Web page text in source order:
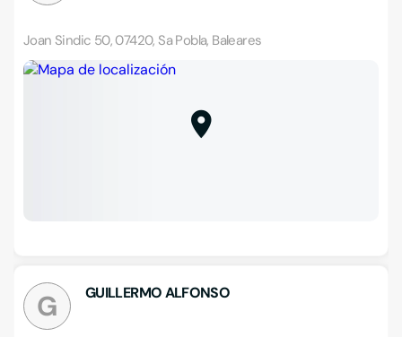
Joan Sindic 50, 07420, Sa Pobla, Baleares
G GUILLERMO ALFONSO